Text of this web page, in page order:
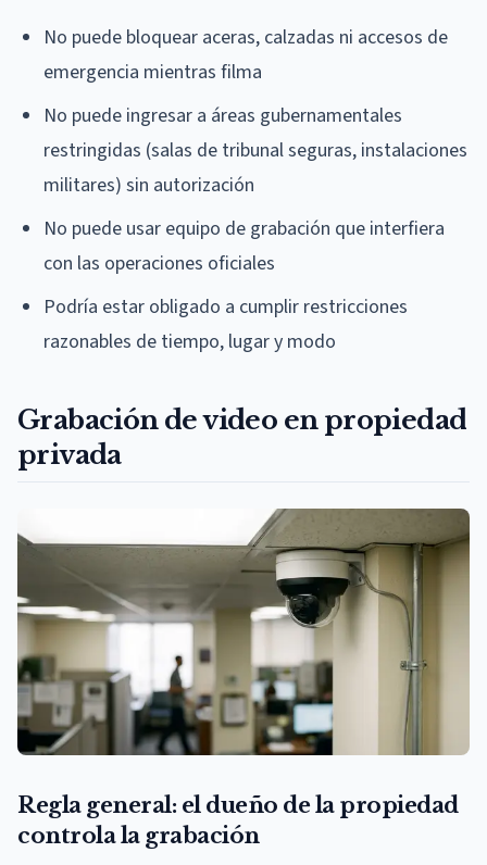
No puede bloquear aceras, calzadas ni accesos de
emergencia mientras filma
No puede ingresar a áreas gubernamentales
restringidas (salas de tribunal seguras, instalaciones
militares) sin autorización
No puede usar equipo de grabación que interfiera
con las operaciones oficiales
Podría estar obligado a cumplir restricciones
razonables de tiempo, lugar y modo
Grabación de video en propiedad
privada
Regla general: el dueño de la propiedad
controla la grabación